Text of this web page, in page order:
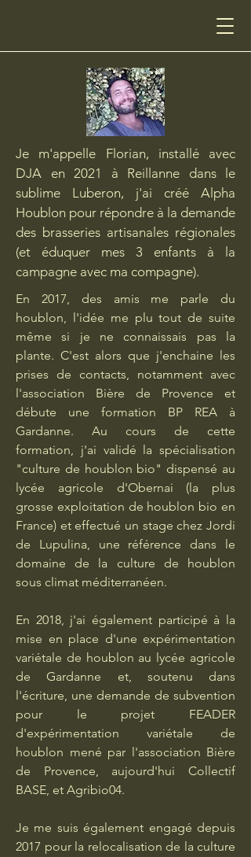
Je m'appelle Florian, installé avec
DJA en 2021 à Reillanne dans le
sublime Luberon, j'ai créé Alpha
Houblon pour répondre à la demande
des brasseries artisanales régionales
(et éduquer mes 3 enfants à la
campagne avec ma compagne).
En 2017, des amis me parle du
houblon, l'idée me plu tout de suite
même si je ne connaissais pas la
plante. C'est alors que j'enchaine les
prises de contacts, notamment avec
l'association Bière de Provence et
débute une formation BP REA à
Gardanne. Au cours de cette
formation, j'ai validé la spécialisation
"culture de houblon bio" dispensé au
lycée agricole d'Obernai (la plus
grosse exploitation de houblon bio en
France) et effectué un stage chez Jordi
de Lupulina, une référence dans le
domaine de la culture de houblon
sous climat méditerranéen.
En 2018, j'ai également participé à la
mise en place d'une expérimentation
variétale de houblon au lycée agricole
de Gardanne et, soutenu dans
l'écriture, une demande de subvention
pour le projet FEADER
d'expérimentation variétale de
houblon mené par l'association Bière
de Provence, aujourd'hui Collectif
BASE, et Agribio04.
Je me suis également engagé depuis
2017 pour la relocalisation de la culture